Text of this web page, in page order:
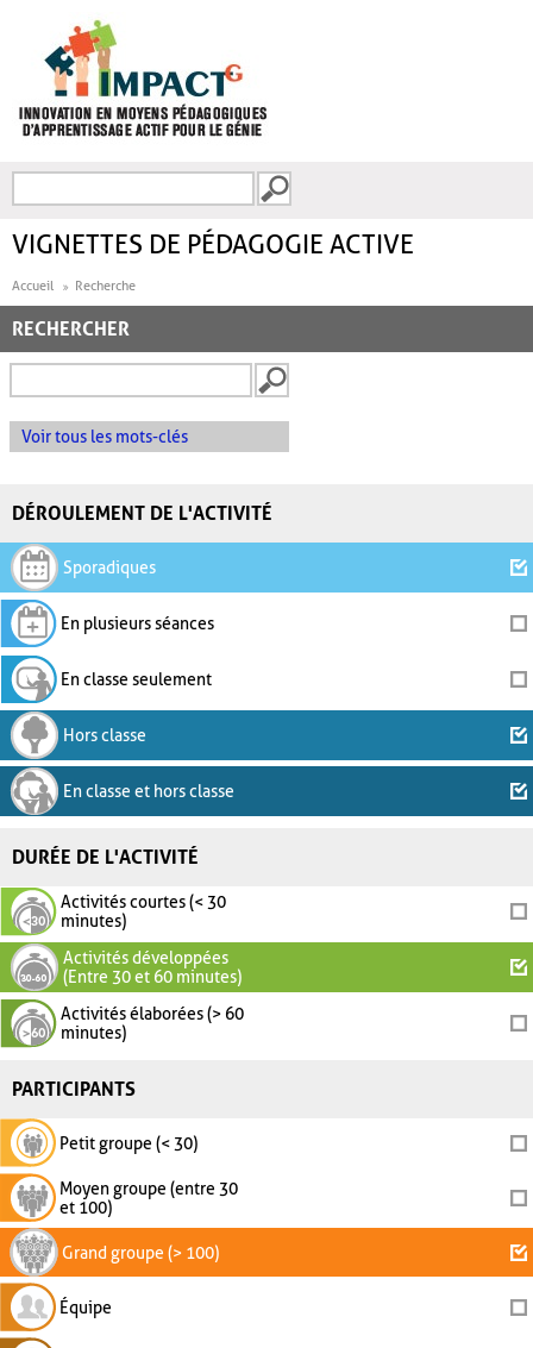
FORMULAIRE DE
VIGNETTES DE PÉDAGOGIE ACTIVE
Accueil Recherche
RECHERCHER
Voir tous les mots-clés
DÉROULEMENT DE L'ACTIVITÉ
Sporadiques
En plusieurs séances
En classe seulement
Hors classe
En classe et hors classe
DURÉE DE L'ACTIVITÉ
Activités courtes (< 30
minutes)
Activités développées
(Entre 30 et 60 minutes)
Activités élaborées (> 60
minutes)
PARTICIPANTS
Petit groupe (< 30)
Moyen groupe (entre 30
et 100)
Grand groupe (> 100)
Équipe